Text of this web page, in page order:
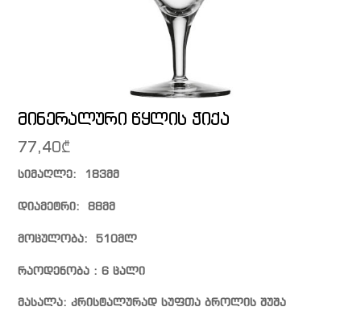
მინერალური წყლის ჭიქა
77,40₾
სიმაღლე: 183მმ
დიამეტრი: 88მმ
მოცულობა: 510მლ
რაოდენობა : 6 ცალი
მასალა: კრისტალურად სუფთა ბროლის შუშა